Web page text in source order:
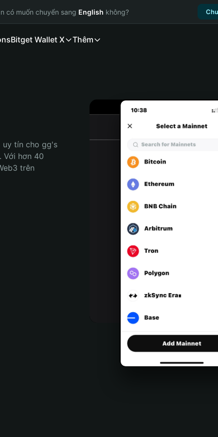
có muốn chuyển sang English không?
Bitget Wallet X Thêm
uy tín cho gg's
Với hơn 40
trên